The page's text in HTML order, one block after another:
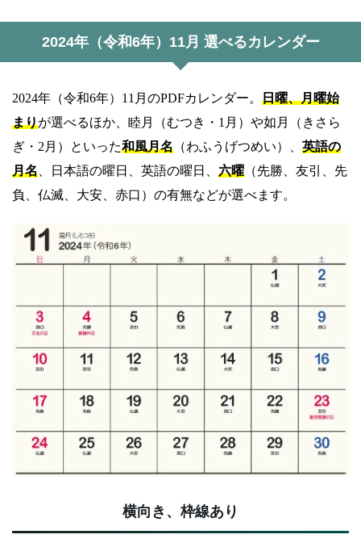
2024年（令和6年）11月 選べるカレンダー
2024年（令和6年）11月のPDFカレンダー。 日曜、月曜始
まりが選べるほか、睦月（むつき・1月）や如月（きさら
ぎ・2月）といった和風月名 （わふうげつめい）、 英語の
月名 、日本語の曜日、英語の曜日、 六曜 （先勝、友引、先
負、仏滅、大安、赤口）の有無などが選べます。
横向き、枠線あり